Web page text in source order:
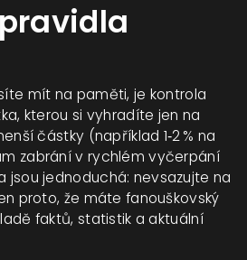
mít na paměti, je kontrola
kterou si vyhradíte jen na
částky (například 1‑2 % na
zabrání v rychlém vyčerpání
jsou jednoduchá: nevsazujte na
proto, že máte fanouškovský
faktů, statistik a aktuální